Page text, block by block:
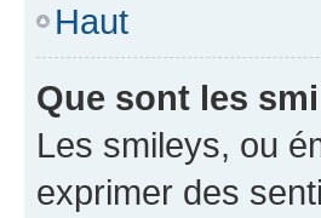
Haut
Que sont les
Les smileys, ou
exprimer des